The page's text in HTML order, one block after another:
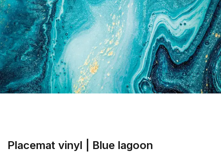
Placemat vinyl | Blue lagoon